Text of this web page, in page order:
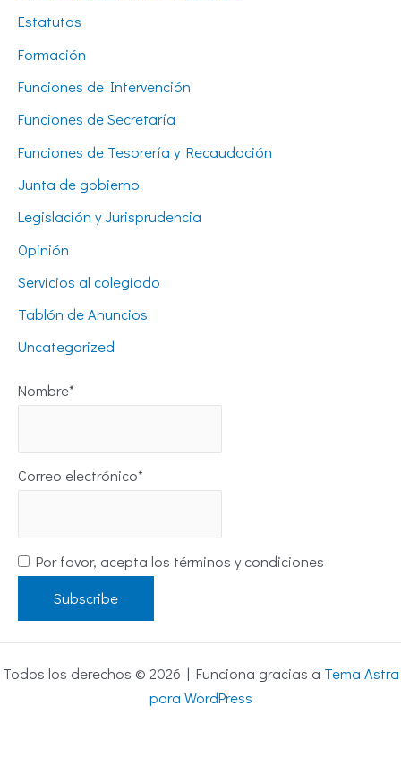
Estatutos
Formación
Funciones de Intervención
Funciones de Secretaría
Funciones de Tesorería y Recaudación
Junta de gobierno
Legislación y Jurisprudencia
Opinión
Servicios al colegiado
Tablón de Anuncios
Uncategorized
Nombre*
Correo electrónico*
Por favor, acepta los términos y condiciones
Todos los derechos © 2026 | Funciona gracias a Tema Astra
para WordPress